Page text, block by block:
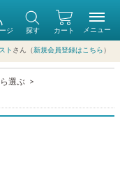
カート
ジ 探す
ト さん（新規会員登録はこちら ）
メニュー
選ぶ